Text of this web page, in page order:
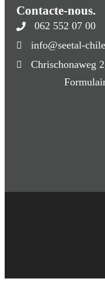
Contacte-nous.
062 552 07 00
info@seetal-
Chrischonaweg